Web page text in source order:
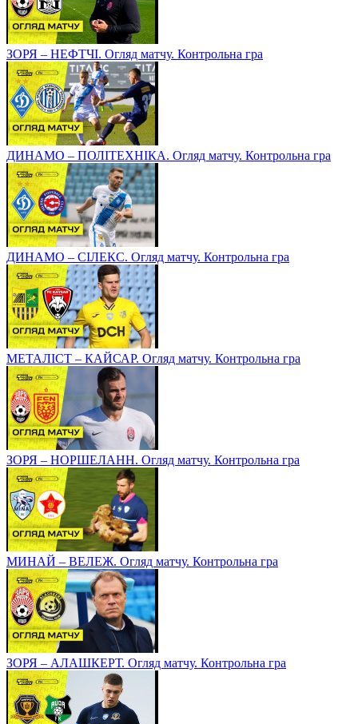
ЗОРЯ – НЕФТЧІ. Огляд матчу. Контрольна гра
ДИНАМО – ПОЛІТЕХНІКА. Огляд матчу. Контрольна гра
ДИНАМО – СІЛЕКС. Огляд матчу. Контрольна гра
МЕТАЛІСТ – КАЙСАР. Огляд матчу. Контрольна гра
ЗОРЯ – НОРШЕЛАНН. Огляд матчу. Контрольна гра
МИНАЙ – ВЕЛЕЖ. Огляд матчу. Контрольна гра
ЗОРЯ – АЛАШКЕРТ. Огляд матчу. Контрольна гра